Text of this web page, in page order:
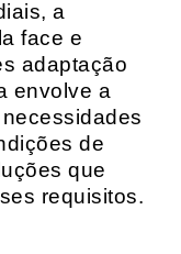
a
face e
adaptação
envolve a
de
que
requisitos.